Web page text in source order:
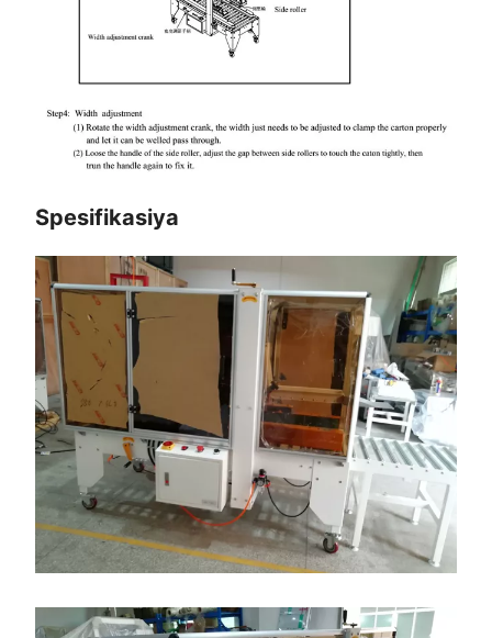
Spesifikasiya